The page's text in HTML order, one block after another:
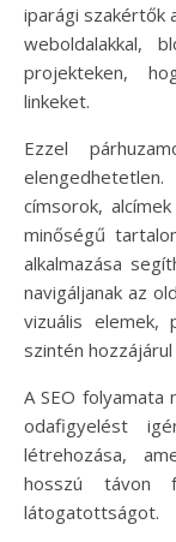
iparági szakértők
weboldalakkal,
projekteken,
linkeket.
Ezzel
címsorok,
minőségű
alkalmazása
navigáljanak az
vizuális elemek,
szintén
A SEO folyamata
odafigyelést
létrehozása,
hosszú távon
látogatottságot.